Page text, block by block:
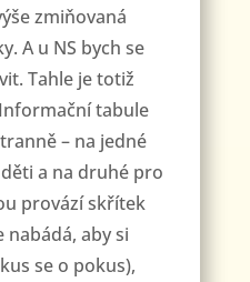
zmiňovaná
A u NS bych se
Tahle je totiž
tabule
– na jedné
a na druhé pro
provází skřítek
nabádá, aby si
se o pokus),